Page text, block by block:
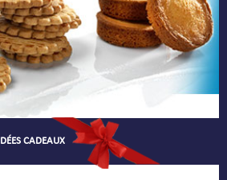
IDÉES CADEAUX